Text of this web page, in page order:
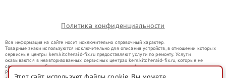
Политика конфиденциальности
Вся информация на сайте носит исключительно справочный характер.
Товарные знаки используются исключительно для описания устройств, в отношении которых
сервисные центры kem.kitchenaid-fix.ru предоставляют услуги по ремонту. Услуги
оказываются в неавторизованных сервисных центрах kem.kitchenaid-fix.ru, которые не
связаны с правообладателями товарных знаков или их официальными представителями.
Ремонт осуществляется для устройств, уже введенных в гражданский оборот в соответствии